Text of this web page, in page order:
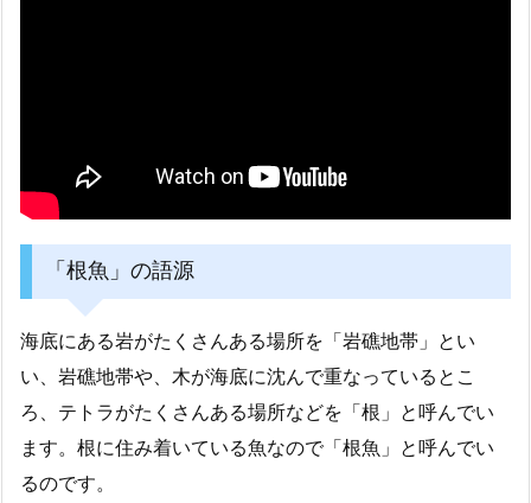
「根魚」の語源
海底にある岩がたくさんある場所を「岩礁地帯」とい
い、岩礁地帯や、木が海底に沈んで重なっているとこ
ろ、テトラがたくさんある場所などを「根」と呼んでい
ます。根に住み着いている魚なので「根魚」と呼んでい
るのです。